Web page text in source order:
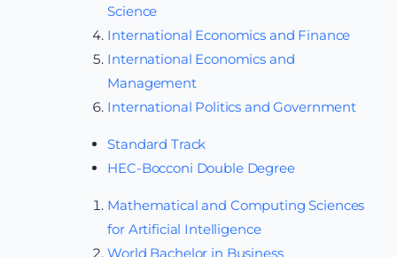
Science
International Economics and Finance
International Economics and
Management
International Politics and Government
Standard Track
HEC-Bocconi Double Degree
Mathematical and Computing Sciences
for Artificial Intelligence
World Bachelor in Business